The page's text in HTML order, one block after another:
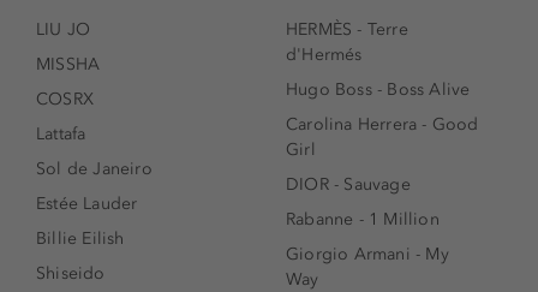
LIU JO
MISSHA
COSRX
Lattafa
Sol de Janeiro
Estée Lauder
Billie Eilish
Shiseido
HERMÈS - Terre
d'Hermés
Hugo Boss - Boss Alive
Carolina Herrera - Good
Girl
DIOR - Sauvage
Rabanne - 1 Million
Giorgio Armani - My
Way